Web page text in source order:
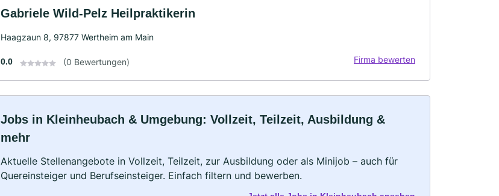
Gabriele Wild-Pelz Heilpraktikerin
Haagzaun 8, 97877 Wertheim am Main
0.0 (0 Bewertungen) Firma bewerten
Jobs in Kleinheubach & Umgebung: Vollzeit, Teilzeit, Ausbildung &
mehr
Aktuelle Stellenangebote in Vollzeit, Teilzeit, zur Ausbildung oder als Minijob – auch für
Quereinsteiger und Berufseinsteiger. Einfach filtern und bewerben.